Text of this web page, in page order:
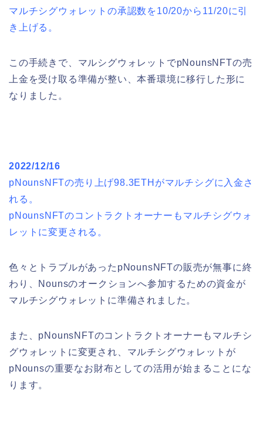
マルチシグウォレットの承認数を10/20から11/20に引
き上げる。
この手続きで、マルシグウォレットでpNounsNFTの売
上金を受け取る準備が整い、本番環境に移行した形に
なりました。
2022/12/16
pNounsNFTの売り上げ98.3ETHがマルチシグに入金さ
れる。
pNounsNFTのコントラクトオーナーもマルチシグウォ
レットに変更される。
色々とトラブルがあったpNounsNFTの販売が無事に終
わり、Nounsのオークションへ参加するための資金が
マルチシグウォレットに準備されました。
また、pNounsNFTのコントラクトオーナーもマルチシ
グウォレットに変更され、マルチシグウォレットが
pNounsの重要なお財布としての活用が始まることにな
ります。